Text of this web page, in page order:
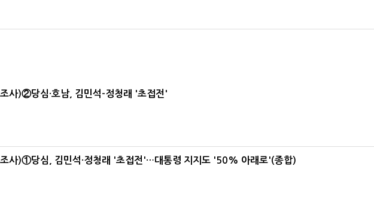
사)②당심·호남, 김민석-정청래 '초접전'
사)①당심, 김민석·정청래 '초접전'…대통령 지지도 '50% 아래로'(종합)